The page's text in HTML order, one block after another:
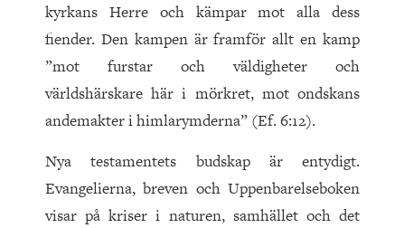
kyrkans Herre och kämpar mot alla dess
fiender. Den kampen är framför allt en kamp
”mot furstar och väldigheter och
världshärskare här i mörkret, mot ondskans
andemakter i himlarymderna” (Ef. 6:12).
Nya testamentets budskap är entydigt.
Evangelierna, breven och Uppenbarelseboken
visar på kriser i naturen, samhället och det